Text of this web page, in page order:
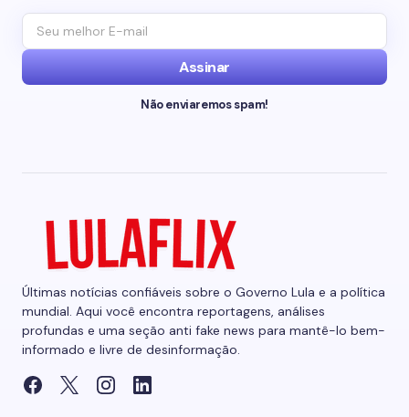
Assinar
Não enviaremos spam!
Últimas notícias confiáveis sobre o Governo Lula e a política
mundial. Aqui você encontra reportagens, análises
profundas e uma seção anti fake news para mantê-lo bem-
informado e livre de desinformação.